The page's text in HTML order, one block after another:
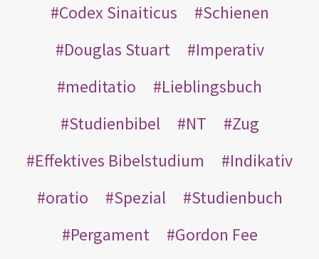
Codex Sinaiticus
Schienen
Douglas Stuart
Imperativ
meditatio
Lieblingsbuch
Studienbibel
NT
Zug
Effektives Bibelstudium
Indikativ
oratio
Spezial
Studienbuch
Pergament
Gordon Fee